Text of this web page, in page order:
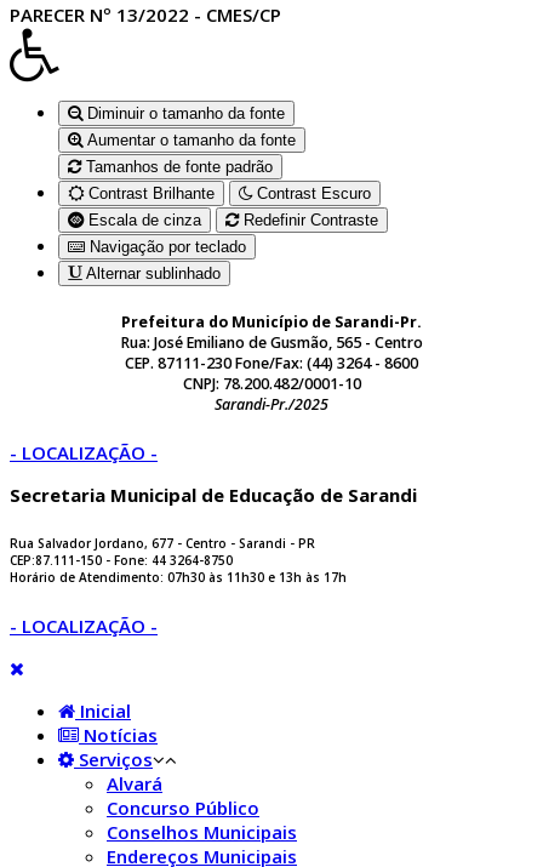
PARECER Nº 13/2022 - CMES/CP
Diminuir o tamanho da fonte
Aumentar o tamanho da fonte
Tamanhos de fonte padrão
Contrast Brilhante
Contrast Escuro
Escala de cinza
Redefinir Contraste
Navigação por teclado
Alternar sublinhado
Prefeitura do Município de Sarandi-Pr.
Rua: José Emiliano de Gusmão, 565 - Centro
CEP. 87111-230 Fone/Fax: (44) 3264 - 8600
CNPJ: 78.200.482/0001-10
Sarandi-Pr./2025
- LOCALIZAÇÃO -
Secretaria Municipal de Educação de Sarandi
Rua Salvador Jordano, 677 - Centro - Sarandi - PR
CEP:87.111-150 - Fone: 44 3264-8750
Horário de Atendimento: 07h30 às 11h30 e 13h às 17h
- LOCALIZAÇÃO -
Inicial
Notícias
Serviços
Alvará
Concurso Público
Conselhos Municipais
Endereços Municipais